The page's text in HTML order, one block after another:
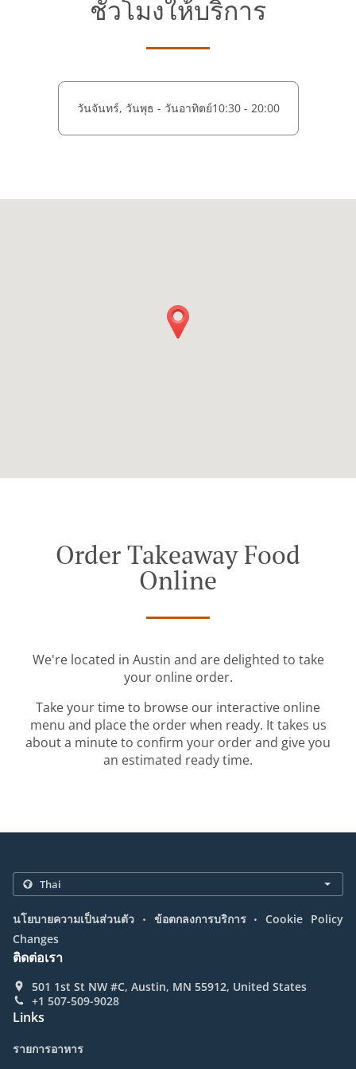
ชั่วโมงให้บริการ
วันจันทร์, วันพุธ - วันอาทิตย์10:30 - 20:00
Order Takeaway Food
Online
We're located in Austin and are delighted to take
your online order.
Take your time to browse our interactive online
menu and place the order when ready. It takes us
about a minute to confirm your order and give you
an estimated ready time.
นโยบายความเป็นส่วนตัว . ข้อตกลงการบริการ . Cookie Policy
Changes
ติดต่อเรา
501 1st St NW #C, Austin, MN 55912, United States
+1 507-509-9028
Links
รายการอาหาร